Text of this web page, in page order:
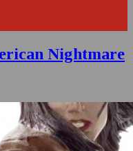
Nightmare